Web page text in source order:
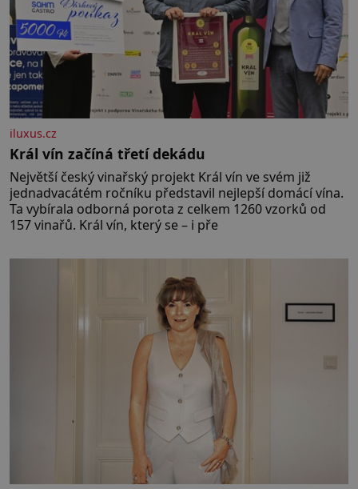
iluxus.cz
Král vín začíná třetí dekádu
Největší český vinařský projekt Král vín ve svém již
jednadvacátém ročníku představil nejlepší domácí vína.
Ta vybírala odborná porota z celkem 1260 vzorků od
157 vinařů. Král vín, který se – i pře